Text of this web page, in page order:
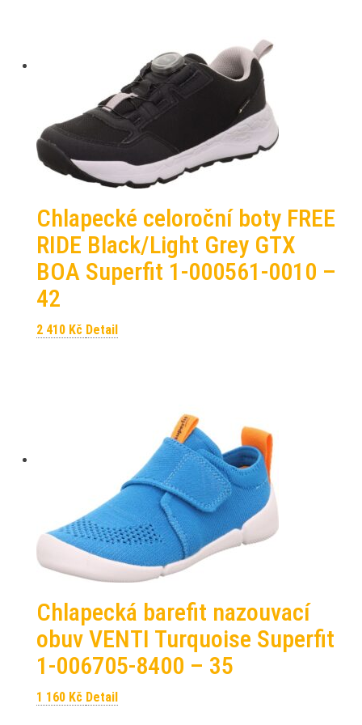
Chlapecké celoroční boty FREE
RIDE Black/Light Grey GTX
BOA Superfit 1-000561-0010 –
42
2 410 Kč Detail
Chlapecká barefit nazouvací
obuv VENTI Turquoise Superfit
1-006705-8400 – 35
1 160 Kč Detail